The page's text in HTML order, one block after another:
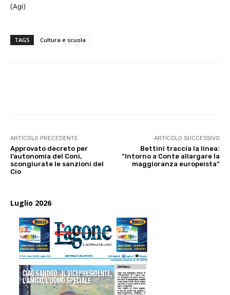
(Agi)
TAGS Cultura e scuola
ARTICOLO PRECEDENTE
Approvato decreto per
l’autonomia del Coni,
scongiurate le sanzioni del
Cio
ARTICOLO SUCCESSIVO
Bettini traccia la linea:
“Intorno a Conte allargare la
maggioranza europeista”
Luglio 2026